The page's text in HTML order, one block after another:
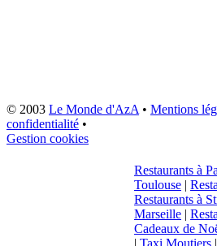
© 2003 Le Monde d'AzA• Mentions
confidentialité •
Gestion cookies
Restaurants à
Toulouse |
Restaurants à
Marseille |
Cadeaux de